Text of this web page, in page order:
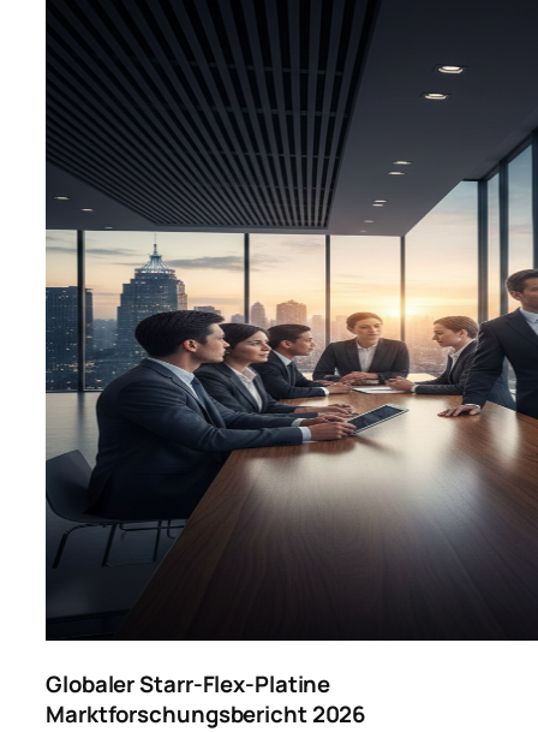
Globaler Starr-Flex-Platine
Marktforschungsbericht 2026